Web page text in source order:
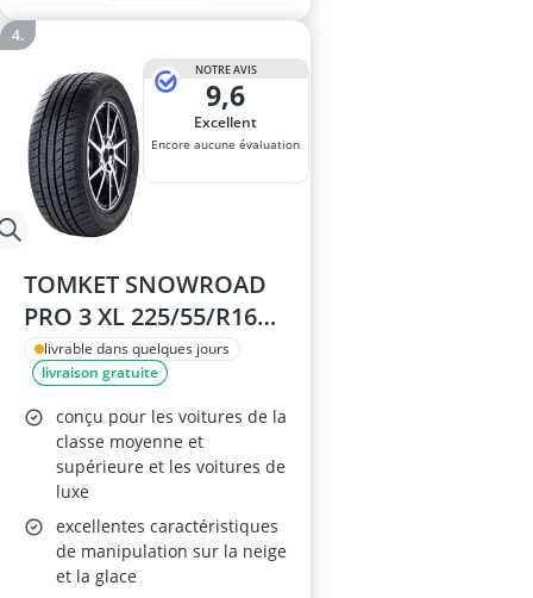
NOTRE AVIS
9,6
Excellent
Encore aucune évaluation
TOMKET SNOWROAD
PRO 3 XL 225/55/R16
Pneu d'Hiver
livrable dans quelques jours
livraison gratuite
conçu pour les voitures de la
classe moyenne et
supérieure et les voitures de
luxe
excellentes caractéristiques
de manipulation sur la neige
et la glace